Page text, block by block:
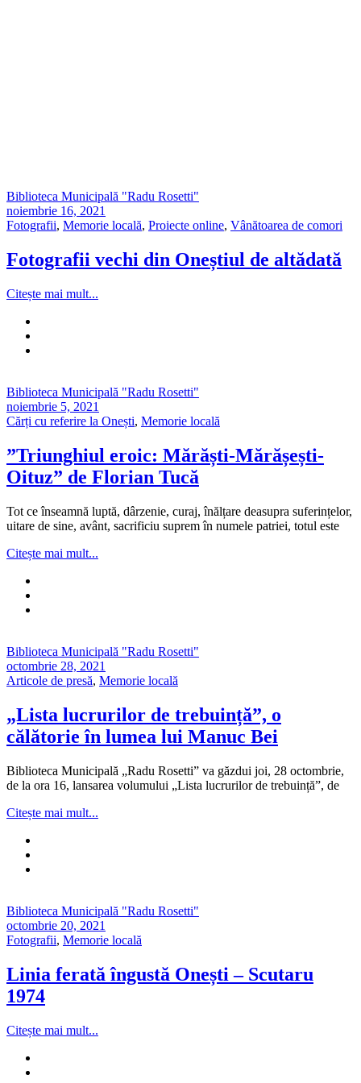
Biblioteca Municipală "Radu Rosetti"
noiembrie 16, 2021
Fotografii, Memorie locală, Proiecte online, Vânătoarea de comori
Fotografii vechi din Oneștiul de altădată
Citește mai mult...
Biblioteca Municipală "Radu Rosetti"
noiembrie 5, 2021
Cărți cu referire la Onești, Memorie locală
”Triunghiul eroic: Mărăști-Mărășești-
Oituz” de Florian Tucă
Tot ce înseamnă luptă, dârzenie, curaj, înălțare deasupra suferințelor,
uitare de sine, avânt, sacrificiu suprem în numele patriei, totul este
Citește mai mult...
Biblioteca Municipală "Radu Rosetti"
octombrie 28, 2021
Articole de presă, Memorie locală
„Lista lucrurilor de trebuință”, o
călătorie în lumea lui Manuc Bei
Biblioteca Municipală „Radu Rosetti” va găzdui joi, 28 octombrie,
de la ora 16, lansarea volumului „Lista lucrurilor de trebuință”, de
Citește mai mult...
Biblioteca Municipală "Radu Rosetti"
octombrie 20, 2021
Fotografii, Memorie locală
Linia ferată îngustă Onești – Scutaru
1974
Citește mai mult...